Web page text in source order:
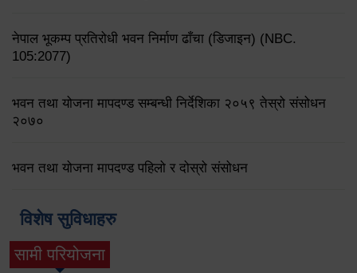
नेपाल भूकम्प प्रतिरोधी भवन निर्माण ढाँचा (डिजाइन) (NBC.
105:2077)
भवन तथा योजना मापदण्ड सम्बन्धी निर्देशिका २०५९ तेस्रो संसोधन
२०७०
भवन तथा योजना मापदण्ड पहिलो र दोस्रो संसोधन
विशेष सुविधाहरु
सामी परियोजना
(active tab)